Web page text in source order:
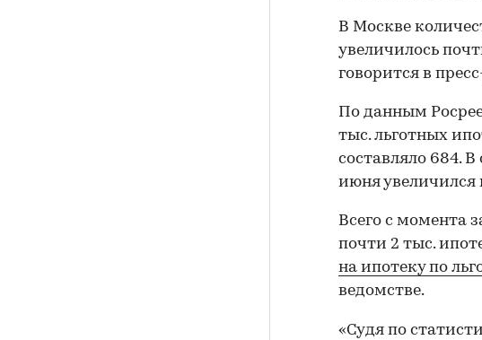
В Москве
увеличилось
говорится в
По данным
тыс. льготных
составляло 684.
июня увеличился
Всего с момента
почти 2 тыс.
на ипотеку по
ведомстве.
«Судя по